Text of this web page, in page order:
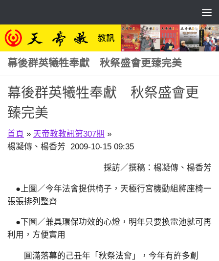
幕後群英犧牲奉獻 秋祭盛會更臻完美
幕後群英犧牲奉獻 秋祭盛會更
臻完美
首頁 » 天帝教教訊第307期 »
楊凝傳、楊香芳 2009-10-15 09:35
採訪／撰稿：楊凝傳、楊香芳
●上圖／今年法會提供椅子，天極行宮機動組將座椅一
張張排列整齊
●下圖／兼具環保功效的心燈，明年只要換電池就可再
利用，方便實用
圓滿落幕的己丑年「秋祭法會」，今年有許多創